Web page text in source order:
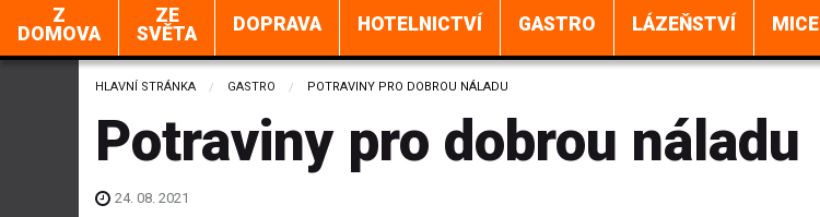
Z
DOMOVA
ZE
SVĚTA
DOPRAVA HOTELNICTVÍ GASTRO LÁZEŇSTVÍ MICE
HLAVNÍ STRÁNKA GASTRO CURRENT:
POTRAVINY PRO DOBROU NÁLADU
Potraviny pro dobrou náladu
24. 08. 2021